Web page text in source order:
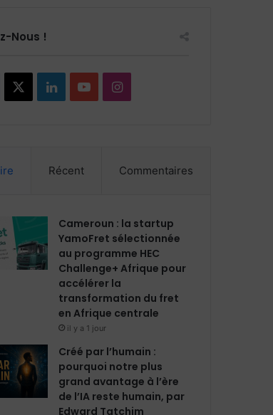
Nous !
LinkedinYouTubeInstagram
Récent Commentaires
Cameroun : la startup
YamoFret sélectionnée
au programme HEC
Challenge+ Afrique pour
accélérer la
transformation du fret
en Afrique centrale
il y a 1 jour
Créé par l’humain :
pourquoi notre plus
grand avantage à l’ère
de l’IA reste humain, par
Edward Tatchim